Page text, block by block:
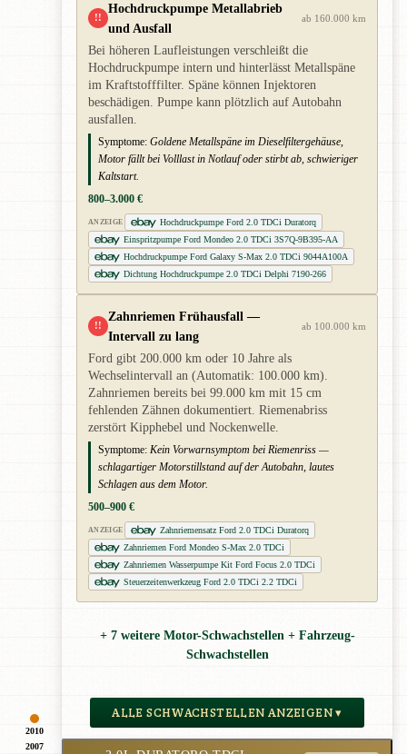
2010
!!
Hochdruckpumpe Metallabrieb
und Ausfall
ab 160.000 km
Bei höheren Laufleistungen verschleißt die
Hochdruckpumpe intern und hinterlässt Metallspäne
im Kraftstofffilter. Späne können Injektoren
beschädigen. Pumpe kann plötzlich auf Autobahn
ausfallen.
Symptome: Goldene Metallspäne im Dieselfiltergehäuse,
Motor fällt bei Volllast in Notlauf oder stirbt ab, schwieriger
Kaltstart.
800–3.000 €
ANZEIGE
Hochdruckpumpe Ford 2.0 TDCi Duratorq
Einspritzpumpe Ford Mondeo 2.0 TDCi 3S7Q-9B395-AA
Hochdruckpumpe Ford Galaxy S-Max 2.0 TDCi 9044A100A
Dichtung Hochdruckpumpe 2.0 TDCi Delphi 7190-266
!!
Zahnriemen Frühausfall —
Intervall zu lang
ab 100.000 km
Ford gibt 200.000 km oder 10 Jahre als
Wechselintervall an (Automatik: 100.000 km).
Zahnriemen bereits bei 99.000 km mit 15 cm
fehlenden Zähnen dokumentiert. Riemenabriss
zerstört Kipphebel und Nockenwelle.
Symptome: Kein Vorwarnsymptom bei Riemenriss —
schlagartiger Motorstillstand auf der Autobahn, lautes
Schlagen aus dem Motor.
500–900 €
ANZEIGE
Zahnriemensatz Ford 2.0 TDCi Duratorq
Zahnriemen Ford Mondeo S-Max 2.0 TDCi
Zahnriemen Wasserpumpe Kit Ford Focus 2.0 TDCi
Steuerzeitenwerkzeug Ford 2.0 TDCi 2.2 TDCi
+ 7 weitere Motor-Schwachstellen + Fahrzeug-
Schwachstellen
ALLE SCHWACHSTELLEN ANZEIGEN ▾
2007